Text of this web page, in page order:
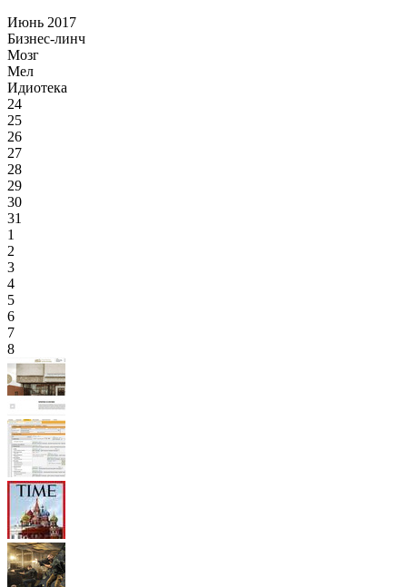
Июнь 2017
Бизнес-линч
Мозг
Мел
Идиотека
24
25
26
27
28
29
30
31
1
2
3
4
5
6
7
8